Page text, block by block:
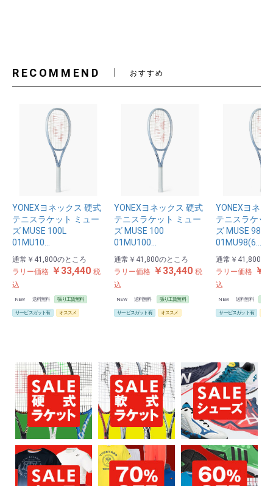
RECOMMEND おすすめ
YONEXヨネックス 硬式
テニスラケット ミュー
ズ MUSE 100L
01MU10…
通常 ￥41,800のところ
ラリー価格 ￥33,440 税
込
NEW 送料無料 張り工賃無料
サービスガット有 オススメ
YONEXヨネックス 硬式
テニスラケット ミュー
ズ MUSE 100
01MU100…
通常 ￥41,800のところ
ラリー価格 ￥33,440税
込
NEW 送料無料 張り工賃無料
サービスガット有 オススメ
YONEXヨネッ
テニスラケッ
ズ MUSE 98
01MU98(6…
通常 ￥41,800
ラリー価格 ￥
込
NEW 送料無料
サービスガット有